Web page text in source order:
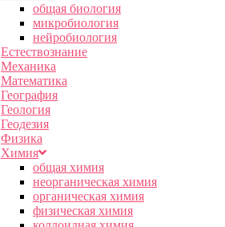
общая биология
микробиология
нейробиология
Естествознание
Механика
Математика
География
Геология
Геодезия
Физика
Химия
общая химия
неорганическая химия
органическая химия
физическая химия